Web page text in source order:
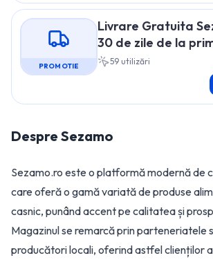
PROMOTIE
Livrare Gratuita
30 de zile de la
59 utilizări
Despre Sezamo
Sezamo.ro este o platformă modernă de
care oferă o gamă variată de produse
casnic, punând accent pe calitatea și
Magazinul se remarcă prin parteneriatele
producători locali, oferind astfel clienților